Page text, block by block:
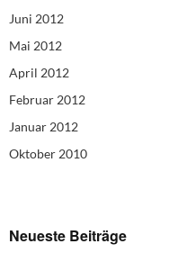
Juni 2012
Mai 2012
April 2012
Februar 2012
Januar 2012
Oktober 2010
Neueste Beiträge